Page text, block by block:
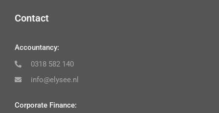
Contact
Accountancy:
0318 582 140
info@elysee.nl
Corporate Finance: